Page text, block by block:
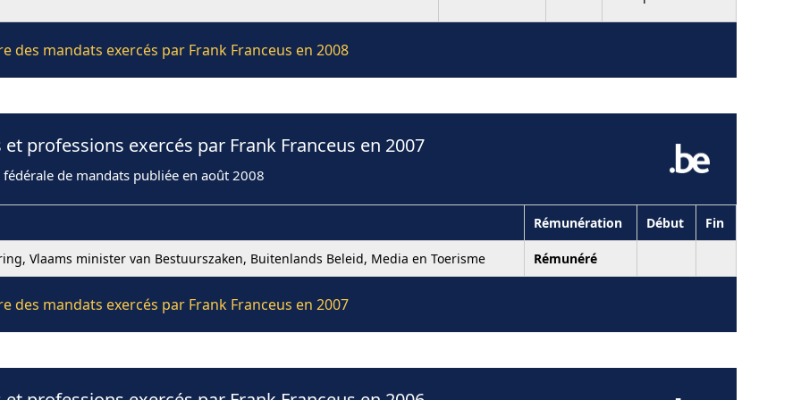
mandats exercés par Frank Franceus en 2008
professions exercés par Frank Franceus en 2007
de mandats publiée en août 2008
Rémunération Début Fin
Vlaams minister van Bestuurszaken, Buitenlands Beleid, Media en Toerisme Rémunéré
mandats exercés par Frank Franceus en 2007